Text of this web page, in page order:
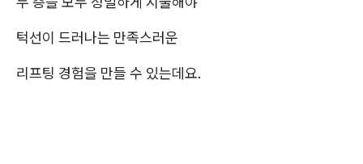
턱선이 드러나는 만족스러운
리프팅 경험을 만들 수 있는데요.